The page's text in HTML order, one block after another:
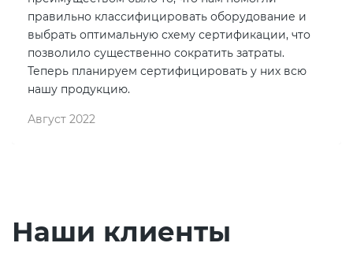
правильно классифицировать оборудование и
выбрать оптимальную схему сертификации, что
позволило существенно сократить затраты.
Теперь планируем сертифицировать у них всю
нашу продукцию.
Август 2022
Наши клиенты